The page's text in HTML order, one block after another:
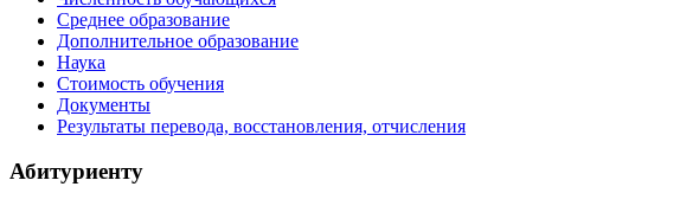
Среднее образование
Дополнительное образование
Наука
Стоимость обучения
Документы
Результаты перевода, восстановления, отчисления
Абитуриенту